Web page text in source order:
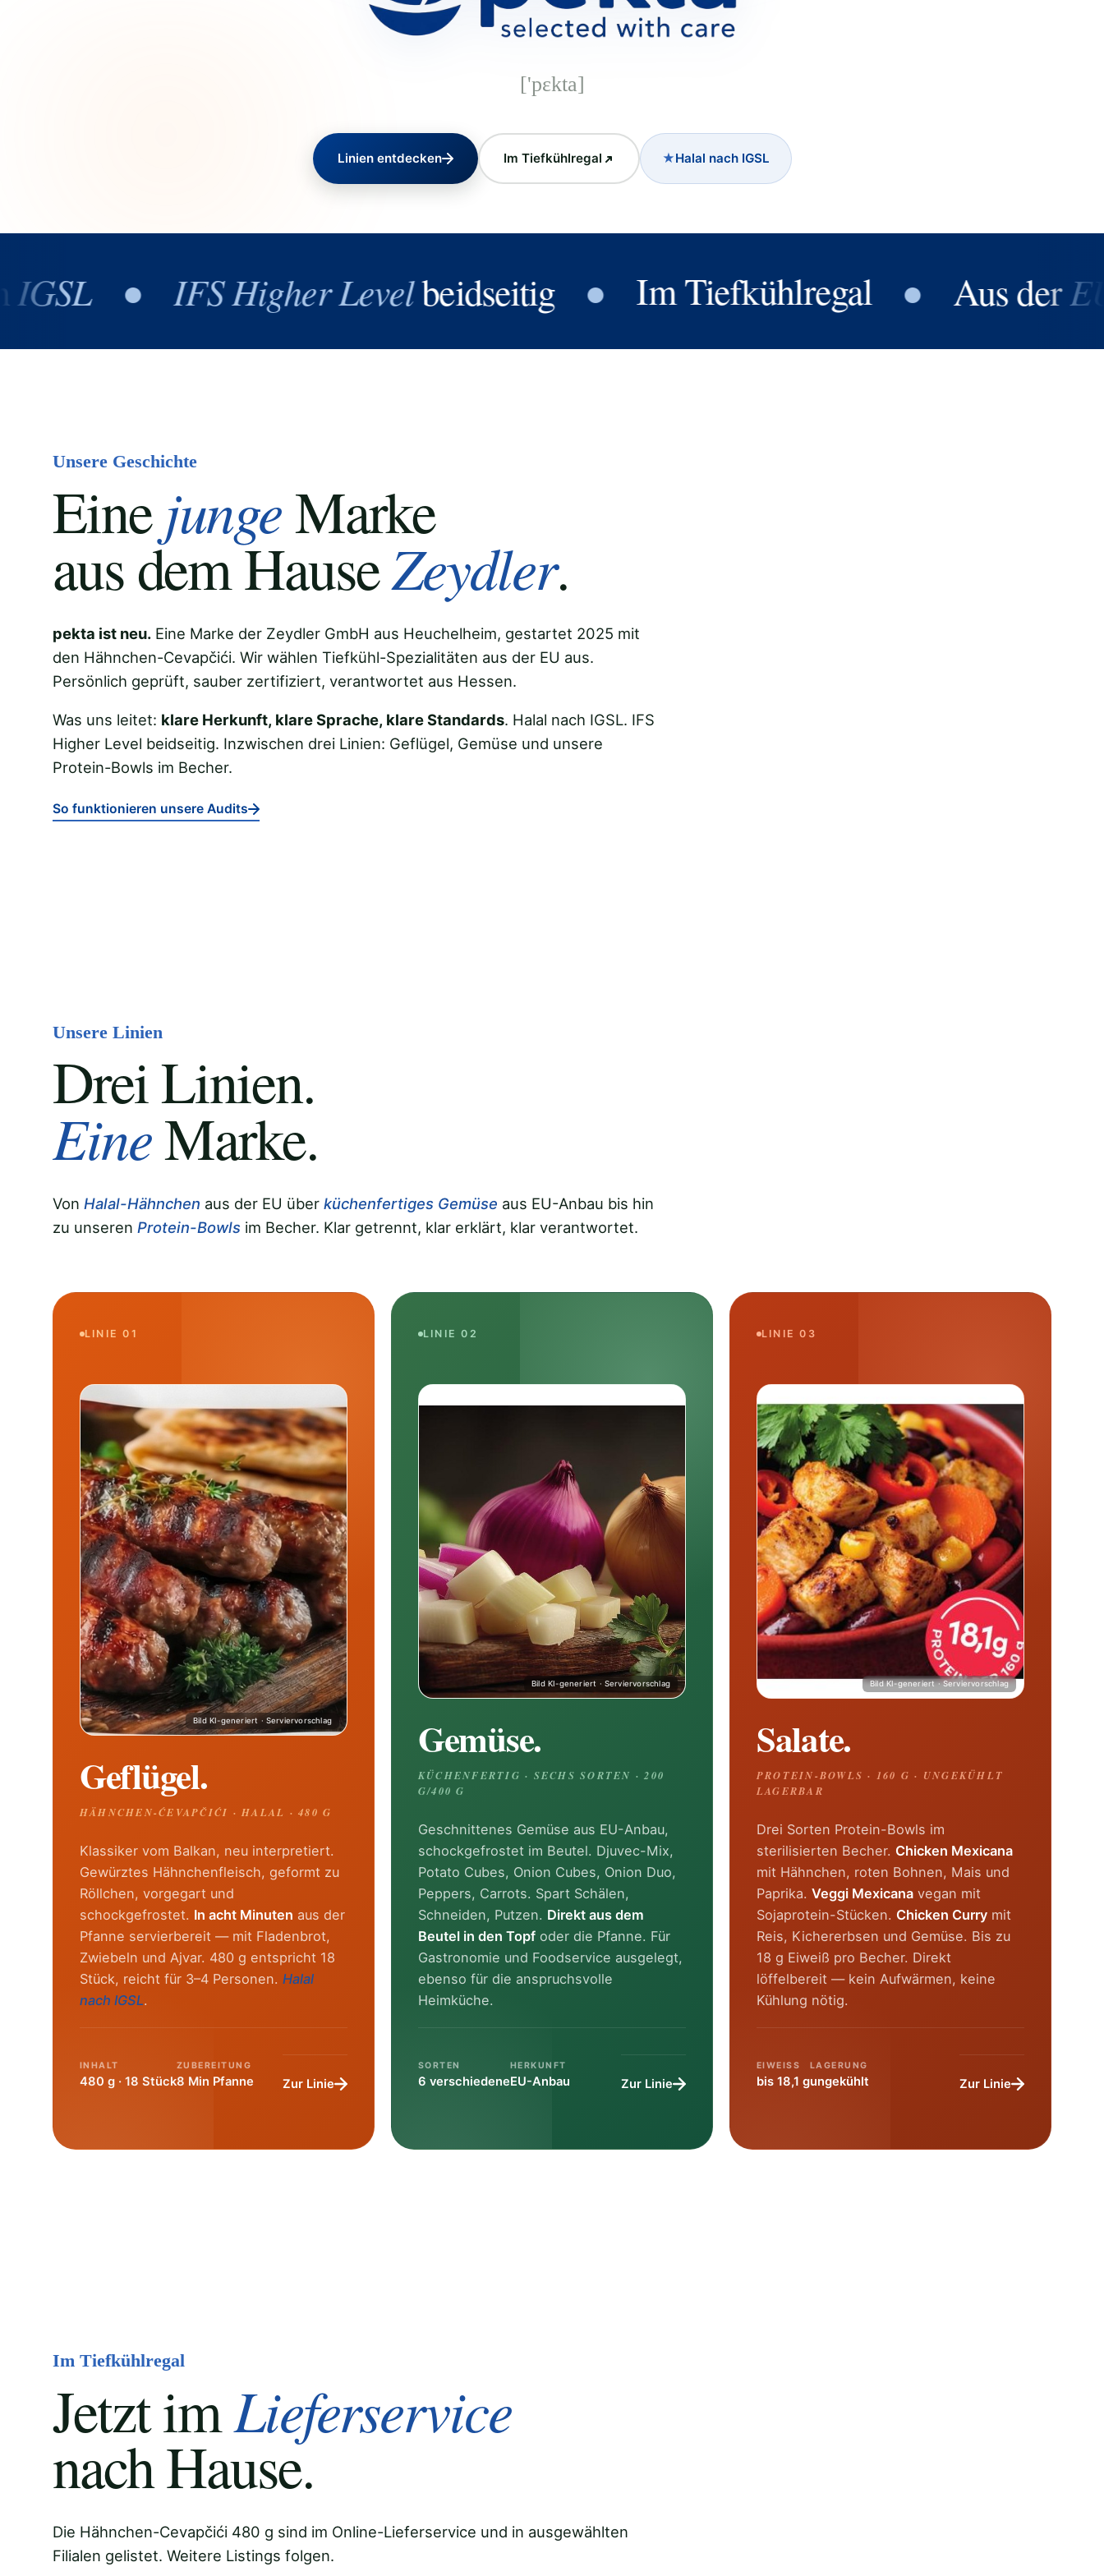
['pɛkta]
Linien entdecken Im Tiefkühlregal Halal nach IGSL
● IFS Higher Levelbeidseitig ● Im Tiefkühlregal ● Aus derEU
Unsere Geschichte
EinejungeMarke
aus dem HauseZeydler.
pekta ist neu. Eine Marke der Zeydler GmbH aus Heuchelheim, gestartet 2025 mit
den Hähnchen-Cevapčići. Wir wählen Tiefkühl-Spezialitäten aus der EU aus.
Persönlich geprüft, sauber zertifiziert, verantwortet aus Hessen.
Was uns leitet: klare Herkunft, klare Sprache, klare Standards. Halal nach IGSL. IFS
Higher Level beidseitig. Inzwischen drei Linien: Geflügel, Gemüse und unsere
Protein-Bowls im Becher.
So funktionieren unsere Audits
Unsere Linien
Drei Linien.
EineMarke.
Von Halal-Hähnchen aus der EU über küchenfertiges Gemüse aus EU-Anbau bis hin
zu unseren Protein-Bowls im Becher. Klar getrennt, klar erklärt, klar verantwortet.
LINIE 01
Geflügel.
HÄHNCHEN-ĆEVAPČIĆI · HALAL · 480 G
Klassiker vom Balkan, neu interpretiert.
Gewürztes Hähnchenfleisch, geformt zu
Röllchen, vorgegart und
schockgefrostet. In acht Minuten aus der
Pfanne servierbereit — mit Fladenbrot,
Zwiebeln und Ajvar. 480 g entspricht 18
Stück, reicht für 3–4 Personen. Halal
nach IGSL.
INHALT
480 g · 18 Stück
ZUBEREITUNG
8 Min Pfanne Zur Linie
LINIE 02
Gemüse.
KÜCHENFERTIG · SECHS SORTEN · 200
G/400 G
Geschnittenes Gemüse aus EU-Anbau,
schockgefrostet im Beutel. Djuvec-Mix,
Potato Cubes, Onion Cubes, Onion Duo,
Peppers, Carrots. Spart Schälen,
Schneiden, Putzen. Direkt aus dem
Beutel in den Topf oder die Pfanne. Für
Gastronomie und Foodservice ausgelegt,
ebenso für die anspruchsvolle
Heimküche.
SORTEN
6 verschiedene
HERKUNFT
EU-Anbau Zur Linie
LINIE 03
Salate.
PROTEIN-BOWLS · 160 G · UNGEKÜHLT
LAGERBAR
Drei Sorten Protein-Bowls im
sterilisierten Becher. Chicken Mexicana
mit Hähnchen, roten Bohnen, Mais und
Paprika. Veggi Mexicana vegan mit
Sojaprotein-Stücken. Chicken Curry mit
Reis, Kichererbsen und Gemüse. Bis zu
18 g Eiweiß pro Becher. Direkt
löffelbereit — kein Aufwärmen, keine
Kühlung nötig.
EIWEISS
bis 18,1 g
LAGERUNG
ungekühlt Zur Linie
Im Tiefkühlregal
Jetzt imLieferservice
nach Hause.
Die Hähnchen-Cevapčići 480 g sind im Online-Lieferservice und in ausgewählten
Filialen gelistet. Weitere Listings folgen.